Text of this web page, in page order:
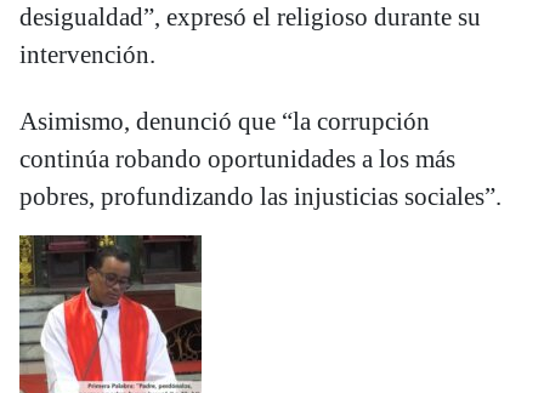
desigualdad”, expresó el religioso durante su
intervención.
Asimismo, denunció que “la corrupción
continúa robando oportunidades a los más
pobres, profundizando las injusticias sociales”.